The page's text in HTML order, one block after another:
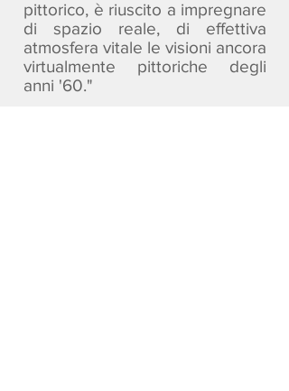
pittorico, è riuscito a impregnare
di spazio reale, di effettiva
atmosfera vitale le visioni ancora
virtualmente pittoriche degli
anni '60."